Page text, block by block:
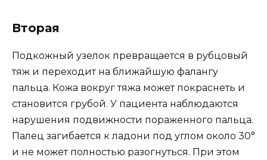
Вторая
Подкожный узелок превращается в рубцовый
тяж и переходит на ближайшую фалангу
пальца. Кожа вокруг тяжа может покраснеть и
становится грубой. У пациента наблюдаются
нарушения подвижности пораженного пальца.
Палец загибается к ладони под углом около 30°
и не может полностью разогнуться. При этом